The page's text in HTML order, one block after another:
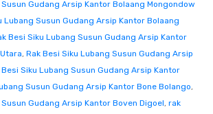
Gudang Arsip Kantor Bolaang Mongondow
Lubang Susun Gudang Arsip Kantor Bolaang
Besi Siku Lubang Susun Gudang Arsip Kantor
, Rak Besi Siku Lubang Susun Gudang Arsip
Besi Siku Lubang Susun Gudang Arsip Kantor
Susun Gudang Arsip Kantor Bone Bolango,
Gudang Arsip Kantor Boven Digoel, rak